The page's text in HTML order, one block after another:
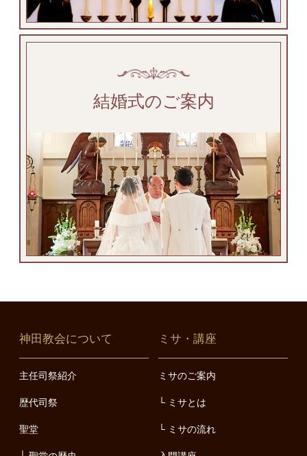
結婚式のご案内
神田教会について
主任司祭紹介
歴代司祭
聖堂
ミサ・講座
ミサのご案内
ミサとは
ミサの流れ